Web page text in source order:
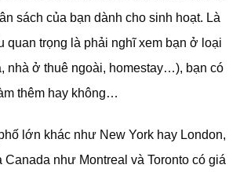
sách của bạn dành cho sinh hoạt. Là
quan trọng là phải nghĩ xem bạn ở loại
nhà ở thuê ngoài, homestay…), bạn có
thêm hay không…
lớn khác như New York hay London,
Canada như Montreal và Toronto có giá